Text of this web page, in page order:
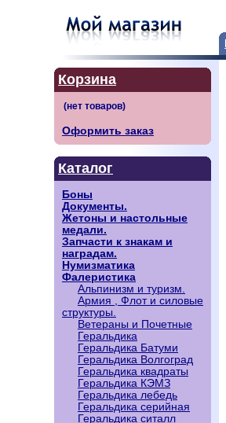
Корзина
Оформить заказ
Каталог
Боны
Документы.
Жетоны и настольные
медали.
Запчасти к знакам и
наградам.
Нумизматика
Фалеристика
Альпинизм и туризм.
Армия , Флот и силовые
структуры.
Ветераны и Почетные
Геральдика
Геральдика Батуми
Геральдика Волгоград
Геральдика квадраты
Геральдика КЭМЗ
Геральдика лебедь
Геральдика серийная
Геральдика ситалл